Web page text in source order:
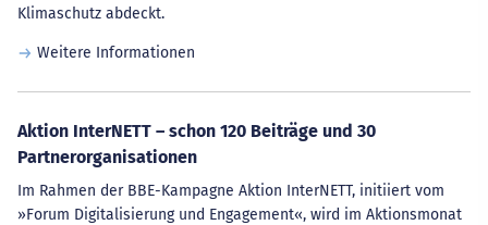
Klimaschutz abdeckt.
Weitere Informationen
Aktion InterNETT – schon 120 Beiträge und 30
Partnerorganisationen
Im Rahmen der BBE-Kampagne Aktion InterNETT, initiiert vom
»Forum Digitalisierung und Engagement«, wird im Aktionsmonat